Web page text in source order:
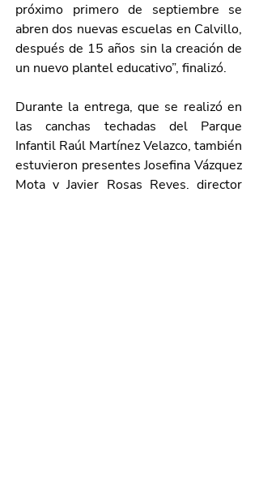
próximo primero de septiembre se
abren dos nuevas escuelas en Calvillo,
después de 15 años sin la creación de
un nuevo plantel educativo”, finalizó.
Durante la entrega, que se realizó en
las canchas techadas del Parque
Infantil Raúl Martínez Velazco, también
estuvieron presentes Josefina Vázquez
Mota y Javier Rosas Reyes, director